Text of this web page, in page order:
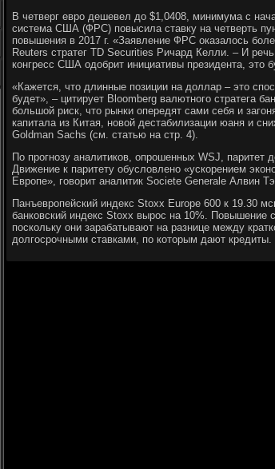
В четверг евро дешевел до $1,0408, минимума с
система США (ФРС) повысила ставку на четверть
повышения в 2017 г. «Заявление ФРС оказалось
Reuters стратег TD Securities Ричард Келли. – И
конгресс США одобрит инициативы президента, это
«Кажется, что длинные позиции на доллар – это
будет», – цитирует Bloomberg валютного стратега
большой риск, что рынки опередят сами себя и
капитала из Китая, новой дестабилизации юаня и
Goldman Sachs (см. статью на стр. 4).
По прогнозу аналитиков, опрошенных WSJ, паритет
Движение к паритету обусловлено «ускорением
Европе», говорит аналитик Societe Generale Алвин
Панъевропейский индекс Stoxx Europe 600 к 19.30
банковский индекс Stoxx вырос на 10%. Повышение
поскольку они зарабатывают на разнице между
долгосрочными ставками, по которым дают кредиты.